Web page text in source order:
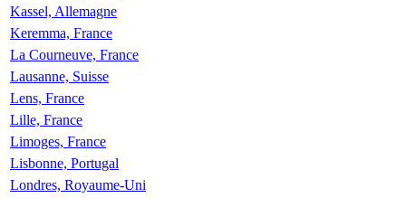
Kassel, Allemagne
Keremma, France
La Courneuve, France
Lausanne, Suisse
Lens, France
Lille, France
Limoges, France
Lisbonne, Portugal
Londres, Royaume-Uni